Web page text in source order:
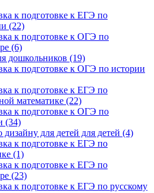
к подготовке к ЕГЭ по
(22)
к подготовке к ОГЭ по
(6)
дошкольников (19)
к подготовке к ОГЭ по истории
к подготовке к ЕГЭ по
математике (22)
к подготовке к ОГЭ по
(34)
для детей для детей (4)
к подготовке к ЕГЭ по
(1)
к подготовке к ЕГЭ по
(23)
к подготовке к ЕГЭ по русскому